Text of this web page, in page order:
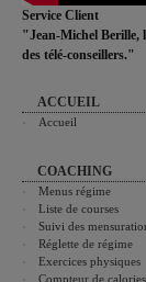
Service Client
"Jean-Michel Berille,
des télé-conseillers."
ACCUEIL
Accueil
COACHING
Menus régime
Liste de courses
Suivi des
Réglette de régime
Exercices physiques
Compteur de calories